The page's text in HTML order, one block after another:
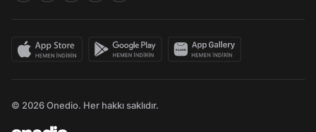
© 2026 Onedio. Her hakkı saklıdır.